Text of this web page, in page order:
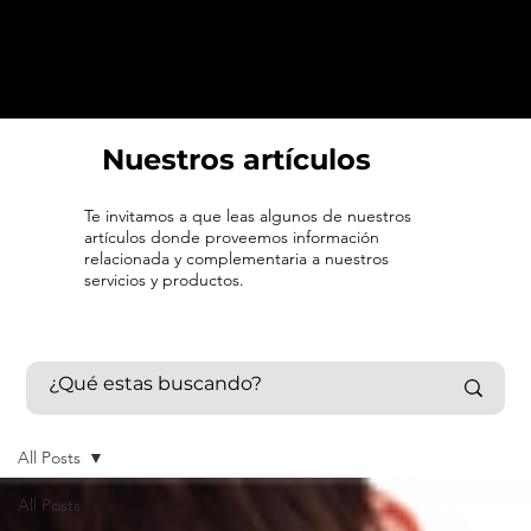
Nuestros artículos
Te invitamos a que leas algunos de nuestros
artículos donde proveemos información
relacionada y complementaria a nuestros
servicios y productos.
All Posts
All Posts